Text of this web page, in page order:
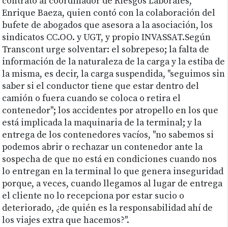
Enrique Baeza, quien contó con la colaboración del
bufete de abogados que asesora a la asociación, los
sindicatos CC.OO. y UGT, y propio INVASSAT.Según
Transcont urge solventar: el sobrepeso; la falta de
información de la naturaleza de la carga y la estiba de
la misma, es decir, la carga suspendida, "seguimos sin
saber si el conductor tiene que estar dentro del
camión o fuera cuando se coloca o retira el
contenedor"; los accidentes por atropello en los que
está implicada la maquinaria de la terminal; y la
entrega de los contenedores vacíos, "no sabemos si
podemos abrir o rechazar un contenedor ante la
sospecha de que no está en condiciones cuando nos
lo entregan en la terminal lo que genera inseguridad
porque, a veces, cuando llegamos al lugar de entrega
el cliente no lo recepciona por estar sucio o
deteriorado, ¿de quién es la responsabilidad ahí de
los viajes extra que hacemos?".